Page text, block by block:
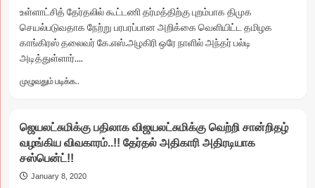
கமிஷன்
கறக்கும்
அதிகாரிகள்..!!
திருப்பூர் TMB
வங்கிகிளையில்
மோசடி!!
உள்ளாட்சித் தேர்தலில் கூட்டணி தர்மத்திற்கு புறம்பாக திமுக
செயல்படுவதாக நேற்று பரபரப்பான அறிக்கை வெளியிட்ட தமிழக
காங்கிரஸ் தலைவர் கே.எஸ்.அழகிரி ஒரே நாளில் அந்தர் பல்டி
அடித்துள்ளார்....
முழுவதும் படிக்க..
எந்த
மனக்கசப்பும்
ஒரே
ஜெயலட்சுமிக்கு பதிலாக விஜயலட்சுமிக்கு வெற்றி சான்றிதழ்
வழங்கிய விவகாரம்..!! தேர்தல் அதிகாரி அதிரடியாக
சஸ்பென்ட்!!
January 8, 2020